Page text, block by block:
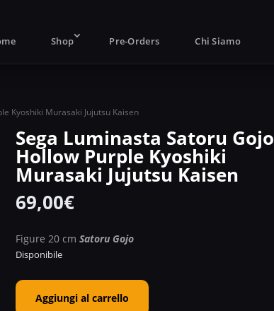
Shop Pre-Orders Chi Siamo
Kyoshiki Murasaki Jujutsu Kaisen
Sega Luminasta Satoru Gojo
Hollow Purple Kyoshiki
Murasaki Jujutsu Kaisen
69,00€
Figure 20 cmSatoru Gojo
Disponibile
Sega
Luminasta
Aggiungi al carrello